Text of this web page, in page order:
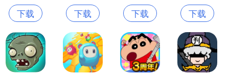
安卓版官网
版
下载
作战安卓版
免费版
下载
尸中文安卓
版
下载
尸1安卓版
下载